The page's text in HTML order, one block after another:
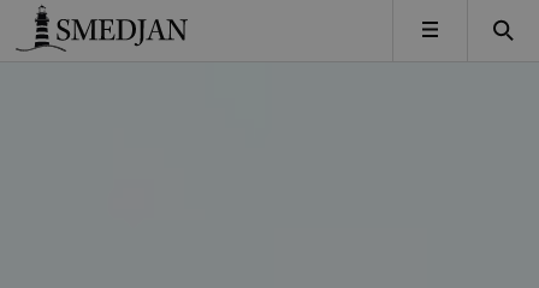
Timbro
MENY